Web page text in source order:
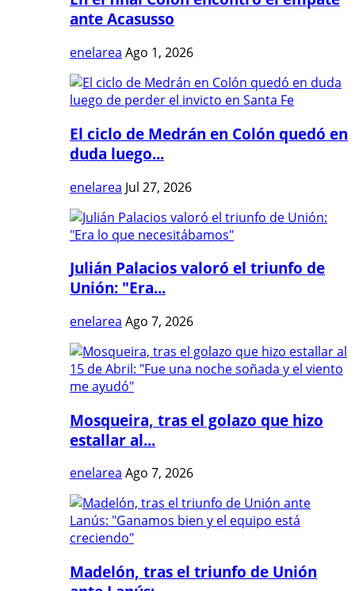
ante Acasusso
enelarea Ago 1, 2026
El ciclo de Medrán en Colón quedó en
duda luego...
enelarea Jul 27, 2026
Julián Palacios valoró el triunfo de
Unión: "Era...
enelarea Ago 7, 2026
Mosqueira, tras el golazo que hizo
estallar al...
enelarea Ago 7, 2026
Madelón, tras el triunfo de Unión